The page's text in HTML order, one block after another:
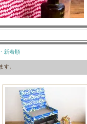
・新着順
す。